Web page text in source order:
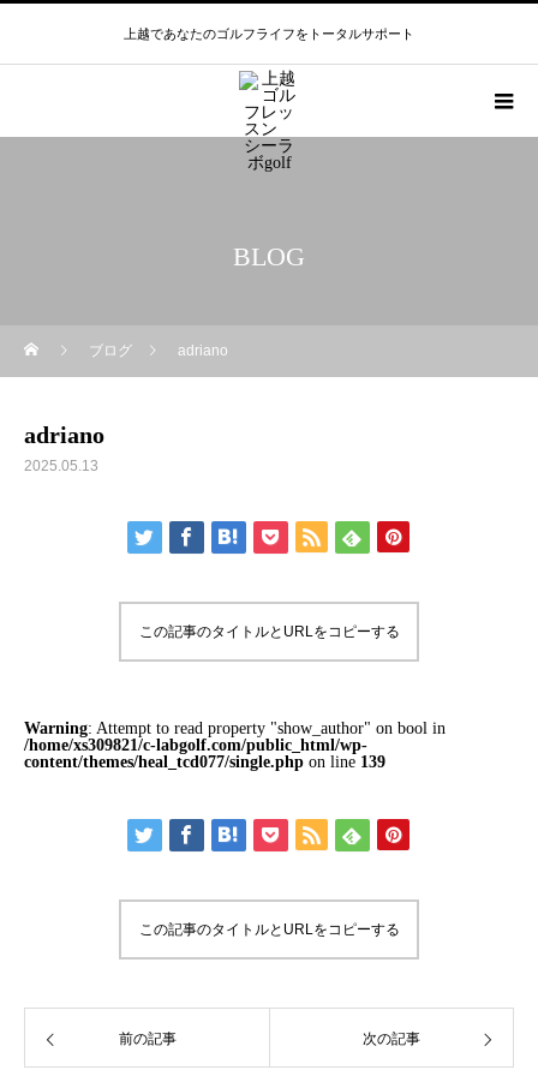
上越であなたのゴルフライフをトータルサポート
BLOG
ブログ adriano
adriano
2025.05.13
この記事のタイトルとURLをコピーする
Warning: Attempt to read property "show_author" on bool in
/home/xs309821/c-labgolf.com/public_html/wp-
content/themes/heal_tcd077/single.php on line 139
この記事のタイトルとURLをコピーする
前の記事 次の記事